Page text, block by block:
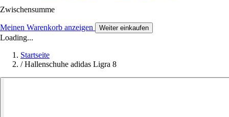
Zwischensumme
Meinen Warenkorb anzeigen Weiter einkaufen
Loading...
Startseite
/ Hallenschuhe adidas Ligra 8